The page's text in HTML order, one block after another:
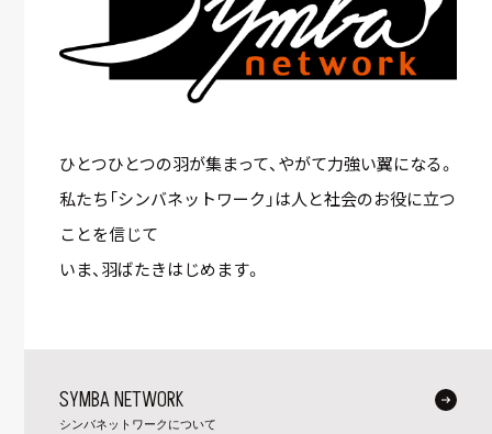
ひとつひとつの羽が集まって、やがて力強い翼になる。
私たち「シンバネットワーク」は人と社会のお役に立つ
ことを信じて
いま、羽ばたきはじめます。
SYMBA NETWORK
シンバネットワークについて